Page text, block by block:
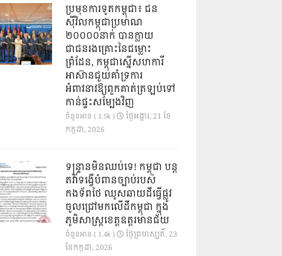
ប្រមុខការទូតកម្ពុជា៖ ជន
ស៊ីវិលកម្ពុជាប្រមាណ
២០០០០នាក់ បានក្លាយ
ជាជនរងគ្រោះនៃជម្លោះ
ព្រំដែន, កម្ពុជាស្នើសហការី
អាស៊ានជួយគាំទ្រការ
អំពាវនាវឱ្យពួកគាត់ត្រឡប់ទៅ
កាន់ផ្ទះសម្បែងវិញ
ចំនួនអាន ( 1.5k )
ថ្ងៃ​អង្គារ, 21 ខែ​
កក្កដា, 2026
ទន្ទ្រានមិនឈប់ទេ! កម្ពុជា បន្ត
តវ៉ាទង្វើបំពានច្បាប់របស់
កងទ័ពថៃ ឈូសឆាយដីធ្វើផ្លូវ
ចូលជ្រៅមកលើដីកម្ពុជា ក្នុង
ភូមិសាស្ត្រខេត្តឧត្តរមានជ័យ
ចំនួនអាន ( 1.4k )
ថ្ងៃ​ព្រហស្បតិ៍, 23
ខែ​កក្កដា, 2026